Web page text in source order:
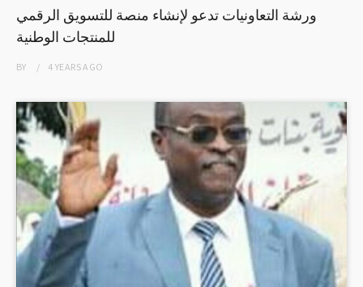
ورشة التعاونيات تدعو لإنشاء منصة للتسويق الرقمي
للمنتجات الوطنية
BY 4 YEARSAGO